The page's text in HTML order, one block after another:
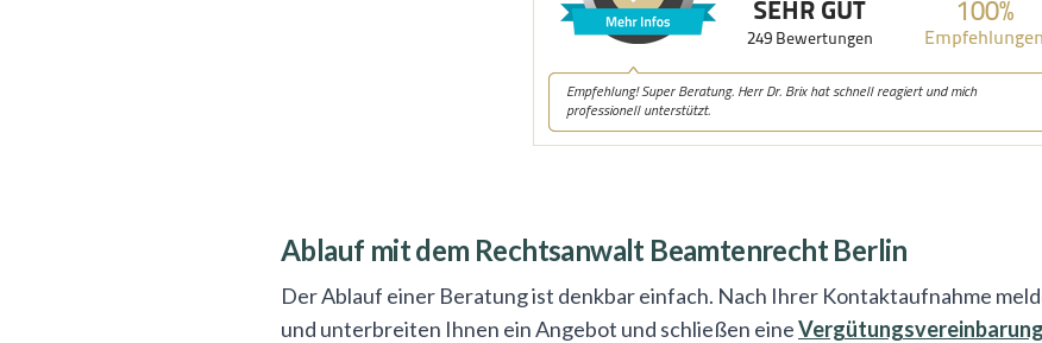
Ablauf mit dem Rechtsanwalt Beamtenrecht Berlin
Der Ablauf einer Beratung ist denkbar einfach. Nach Ihrer Kontaktaufnahme
und unterbreiten Ihnen ein Angebot und schließen eineVergütungsvereinbarung